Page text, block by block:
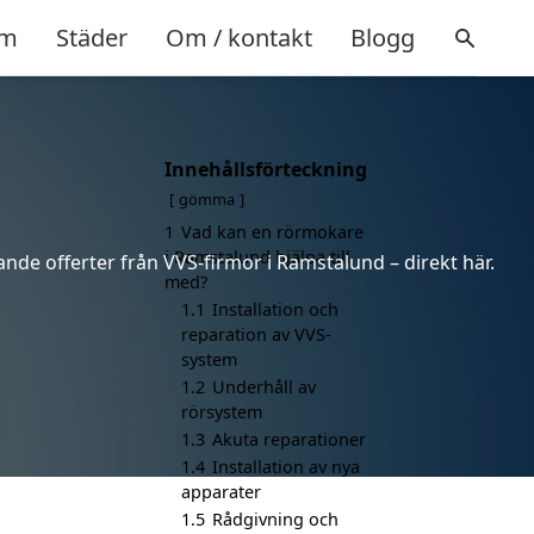
Städer Om / kontakt Blogg
offerter från VVS-firmor i Ramstalund – direkt här.
Innehållsförteckning
gömma
1 Vad kan en rörmokare
i Ramstalund hjälpa till
med?
1.1 Installation och
reparation av VVS-
system
1.2 Underhåll av
rörsystem
1.3 Akuta reparationer
1.4 Installation av nya
apparater
1.5 Rådgivning och